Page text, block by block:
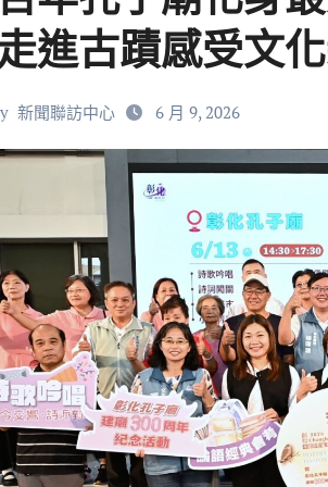
進古蹟感受文
新聞聯訪中心 6 月 9, 2026